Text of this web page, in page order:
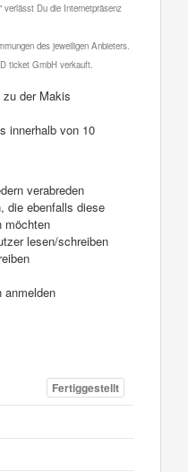
Du die Internetpräsenz
des jeweiligen Anbieters.
ticket GmbH verkauft.
zu der Makis
innerhalb von 10
verabreden
die ebenfalls diese
möchten
lesen/schreiben
anmelden
Fertiggestellt